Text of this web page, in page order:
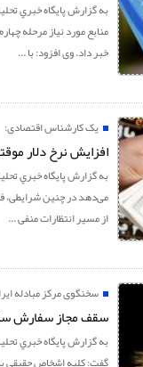
منابع مورد نیاز مرحله
خبر داد. وی افزود: با ...
یک کارشناس اقتصادی:
افزایش نرخ دلار
به گزارش پايگاه خبري
می‌دهد در چنین شرایطی،
از مسیر انتظارات منفی ...
سخنگوی مرکز مبادله
سقف مجاز سفارش سکه
به گزارش پايگاه خبري